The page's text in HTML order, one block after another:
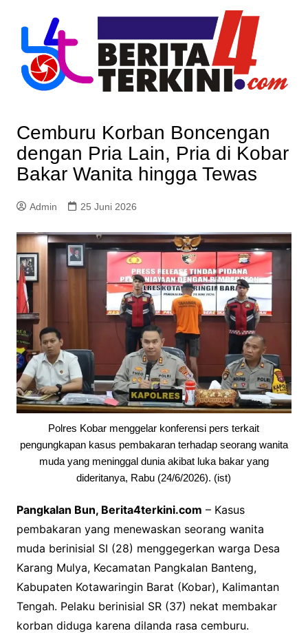
content
Cemburu Korban Boncengan
dengan Pria Lain, Pria di Kobar
Bakar Wanita hingga Tewas
Admin 25 Juni 2026
Polres Kobar menggelar konferensi pers terkait
pengungkapan kasus pembakaran terhadap seorang wanita
muda yang meninggal dunia akibat luka bakar yang
dideritanya, Rabu (24/6/2026). (ist)
Pangkalan Bun, Berita4terkini.com – Kasus
pembakaran yang menewaskan seorang wanita
muda berinisial SI (28) menggegerkan warga Desa
Karang Mulya, Kecamatan Pangkalan Banteng,
Kabupaten Kotawaringin Barat (Kobar), Kalimantan
Tengah. Pelaku berinisial SR (37) nekat membakar
korban diduga karena dilanda rasa cemburu.